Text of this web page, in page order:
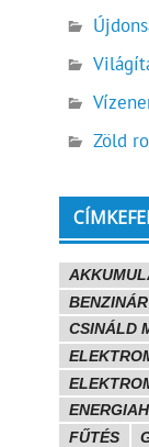
Zöld
BENZINÁR
CSINÁLD
FŰTÉS